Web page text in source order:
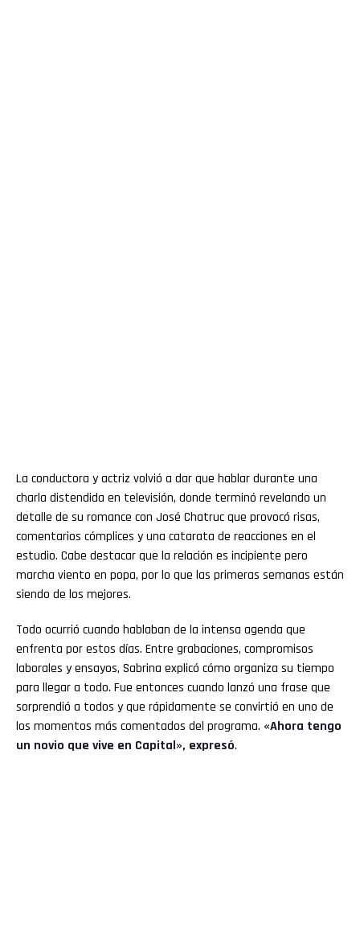
La conductora y actriz volvió a dar que hablar durante una
charla distendida en televisión, donde terminó revelando un
detalle de su romance con José Chatruc que provocó risas,
comentarios cómplices y una catarata de reacciones en el
estudio. Cabe destacar que la relación es incipiente pero
marcha viento en popa, por lo que las primeras semanas están
siendo de los mejores.
Todo ocurrió cuando hablaban de la intensa agenda que
enfrenta por estos días. Entre grabaciones, compromisos
laborales y ensayos, Sabrina explicó cómo organiza su tiempo
para llegar a todo. Fue entonces cuando lanzó una frase que
sorprendió a todos y que rápidamente se convirtió en uno de
los momentos más comentados del programa. «Ahora tengo
un novio que vive en Capital», expresó.